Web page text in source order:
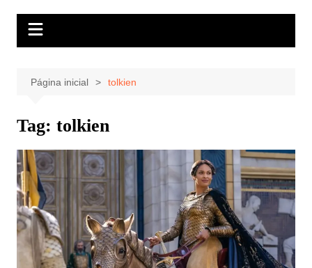
Página inicial tolkien
Tag: tolkien